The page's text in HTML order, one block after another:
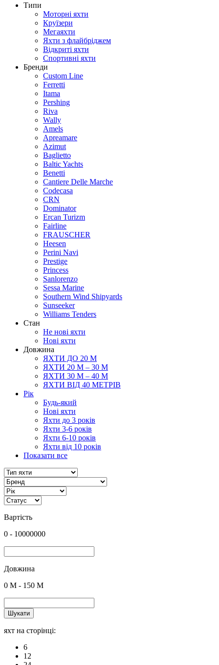
Типи
Моторні яхти
Круїзери
Мегаяхти
Яхти з флайбріджем
Відкриті яхти
Спортивні яхти
Бренди
Custom Line
Ferretti
Itama
Pershing
Riva
Wally
Amels
Apreamare
Azimut
Baglietto
Baltic Yachts
Benetti
Сantiere Delle Marche
Codecasa
CRN
Dominator
Ercan Turizm
Fairline
FRAUSCHER
Heesen
Perini Navi
Prestige
Princess
Sanlorenzo
Sessa Marine
Southern Wind Shipyards
Sunseeker
Williams Tenders
Cтан
Не нові яхти
Нові яхти
Довжина
ЯХТИ ДО 20 М
ЯХТИ 20 М – 30 М
ЯХТИ 30 М – 40 М
ЯХТИ ВІД 40 МЕТРІВ
Рік
Будь-який
Нові яхти
Яхти до 3 років
Яхти 3-6 рокiв
Яхти 6-10 рокiв
Яхти від 10 років
Показати все
Вартість
0 - 10000000
Довжина
0 M - 150 M
Шукати
яхт на сторінці:
6
12